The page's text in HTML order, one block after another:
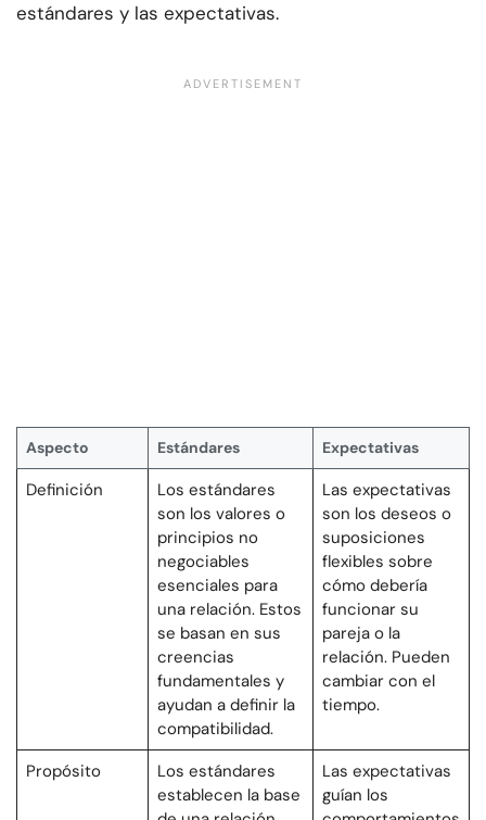
estándares y las expectativas.
Aspecto Estándares Expectativas
Definición
Los estándares
son los valores o
principios no
negociables
esenciales para
una relación. Estos
se basan en sus
creencias
fundamentales y
ayudan a definir la
compatibilidad.
Las expectativas
son los deseos o
suposiciones
flexibles sobre
cómo debería
funcionar su
pareja o la
relación. Pueden
cambiar con el
tiempo.
Propósito
Los estándares
establecen la base
Las expectativas
guían los